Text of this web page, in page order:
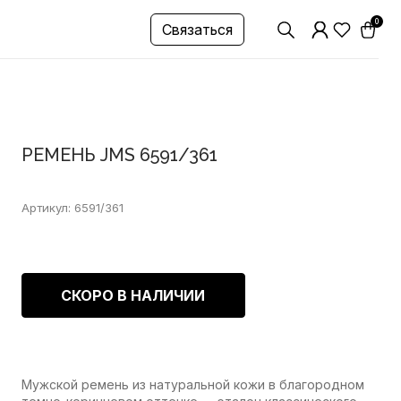
Связаться 0
РЕМЕНЬ JMS 6591/361
Артикул: 6591/361
СКОРО В НАЛИЧИИ
Мужской ремень из натуральной кожи в благородном